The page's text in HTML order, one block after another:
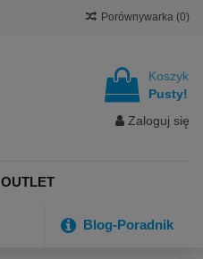
Porównywarka (0)
Koszyk
Pusty!
Zaloguj się
OUTLET
Blog-Poradnik